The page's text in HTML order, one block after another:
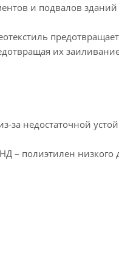
и подвалов зданий
их
за недостаточной
– полиэтилен низкого